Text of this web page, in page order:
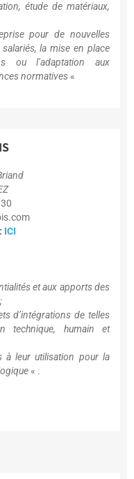
étude de matériaux,
pour de nouvelles
la mise en place
ou l’adaptation aux
normatives«
ICI
et aux apports des
d’intégrations de telles
technique, humain et
à leur utilisation pour la
« .